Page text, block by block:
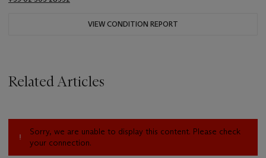
VIEW CONDITION REPORT
Related Articles
Sorry, we are unable to display this content. Please check
your connection.